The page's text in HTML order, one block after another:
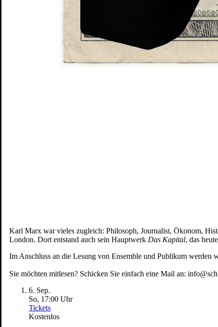
Karl Marx war vieles zugleich: Philosoph, Journalist, Ökonom,
London. Dort entstand auch sein Hauptwerk Das Kapital, das
Im Anschluss an die Lesung von Ensemble und Publikum
Sie möchten mitlesen? Schicken Sie einfach eine Mail an:
6. Sep.
So, 17:00 Uhr
Tickets
Kostenlos